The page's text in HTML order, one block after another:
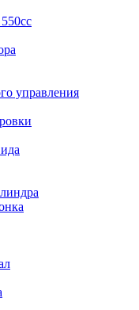
управления